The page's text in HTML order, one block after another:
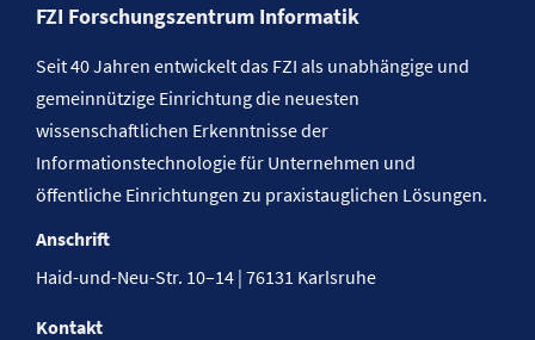
FZI Forschungszentrum Informatik
Seit 40 Jahren entwickelt das FZI als unabhängige und
gemeinnützige Einrichtung die neuesten
wissenschaftlichen Erkenntnisse der
Informationstechnologie für Unternehmen und
öffentliche Einrichtungen zu praxistauglichen Lösungen.
Anschrift
Haid-und-Neu-Str. 10–14 | 76131 Karlsruhe
Kontakt